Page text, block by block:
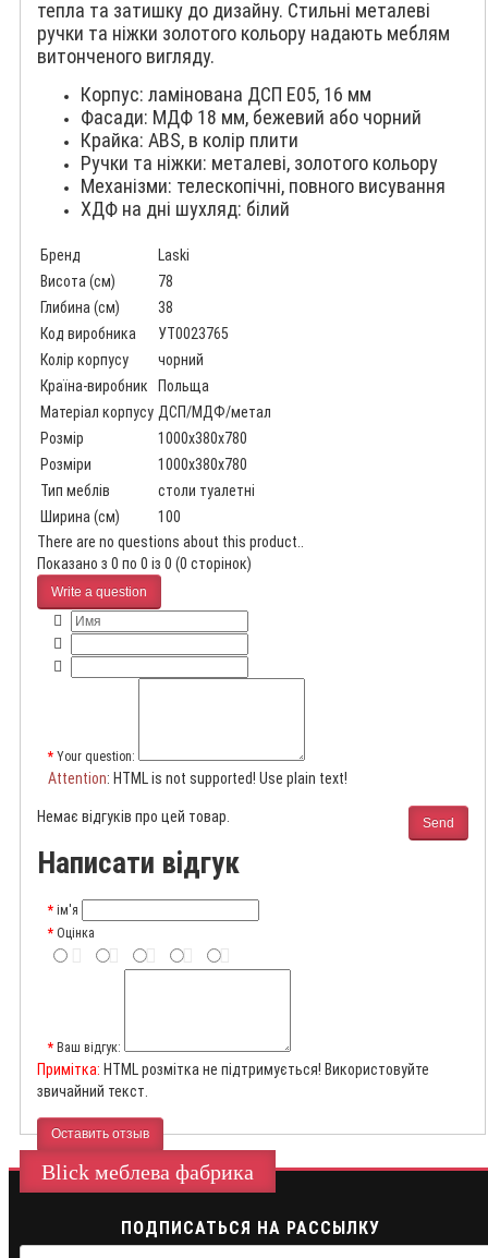
тепла та затишку до дизайну. Стильні металеві
ручки та ніжки золотого кольору надають меблям
витонченого вигляду.
Корпус: ламінована ДСП E05, 16 мм
Фасади: МДФ 18 мм, бежевий або чорний
Крайка: ABS, в колір плити
Ручки та ніжки: металеві, золотого кольору
Механізми: телескопічні, повного висування
ХДФ на дні шухляд: білий
Бренд
Laski
Висота (см)
78
Глибина (см)
38
Код виробника
УТ0023765
Колір корпусу
чорний
Країна-виробник
Польща
Матеріал корпусу ДСП/МДФ/метал
Розмір
1000x380x780
Розміри
1000x380x780
Тип меблів
столи туалетні
Ширина (см)
100
There are no questions about this product..
Показано з 0 по 0 із 0 (0 сторінок)
Write a question
Your question:
Attention: HTML is not supported! Use plain text!
Send
Немає відгуків про цей товар.
Написати відгук
ім'я
Оцінка
Ваш відгук:
Примітка: HTML розмітка не підтримується! Використовуйте
звичайний текст.
Оставить отзыв
Blick меблева фабрика
ПОДПИСАТЬСЯ НА РАССЫЛКУ